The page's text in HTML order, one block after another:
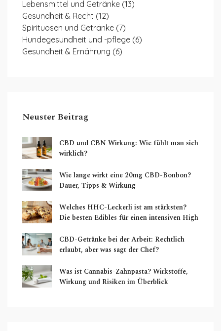
Lebensmittel und Getränke (13)
Gesundheit & Recht (12)
Spirituosen und Getränke (7)
Hundegesundheit und -pflege (6)
Gesundheit & Ernährung (6)
Neuster Beitrag
CBD und CBN Wirkung: Wie fühlt man sich
wirklich?
Wie lange wirkt eine 20mg CBD-Bonbon?
Dauer, Tipps & Wirkung
Welches HHC-Leckerli ist am stärksten?
Die besten Edibles für einen intensiven High
CBD-Getränke bei der Arbeit: Rechtlich
erlaubt, aber was sagt der Chef?
Was ist Cannabis-Zahnpasta? Wirkstoffe,
Wirkung und Risiken im Überblick